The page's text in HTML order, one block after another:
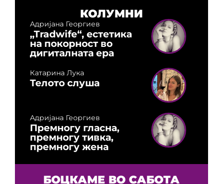
КОЛУМНИ
Адријана Георгиев
„Tradwife“, естетика
на покорност во
дигиталната ера
Катарина Лука
Телото слуша
Адријана Георгиев
Премногу гласна,
премногу тивка,
премногу жена
БОЦКАМЕ ВО САБОТА